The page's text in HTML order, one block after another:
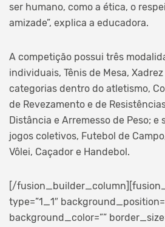
ser humano, como a ética, o
amizade”, explica a educadora.
A competição possui três
individuais, Tênis de Mesa,
categorias dentro do atletismo,
de Revezamento e de
Distância e Arremesso de Peso; e
jogos coletivos, Futebol de
Vôlei, Caçador e Handebol.
[/
type=”1_1″
background_color=””